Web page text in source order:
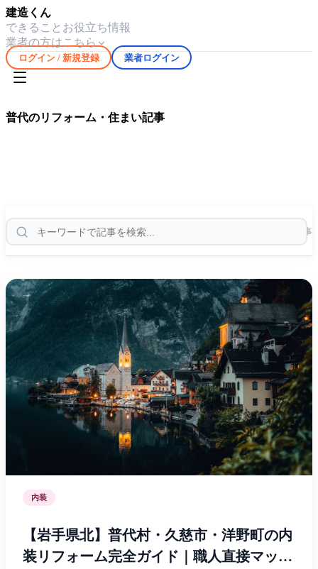
建造くん
できること お役立ち情報
業者の方はこちら
ログイン / 新規登録 業者ログイン
普代のリフォーム・住まい記事
件の記事
内装
【岩手県北】普代村・久慈市・洋野町の内
装リフォーム完全ガイド｜職人直接マッチ